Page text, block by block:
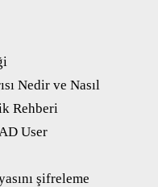
Nedir ve Nasıl
Rehberi
User
şifreleme